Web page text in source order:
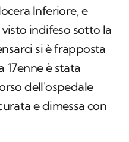
Inferiore, e
indifeso sotto la
si è frapposta
17enne è stata
dell'ospedale
e dimessa con